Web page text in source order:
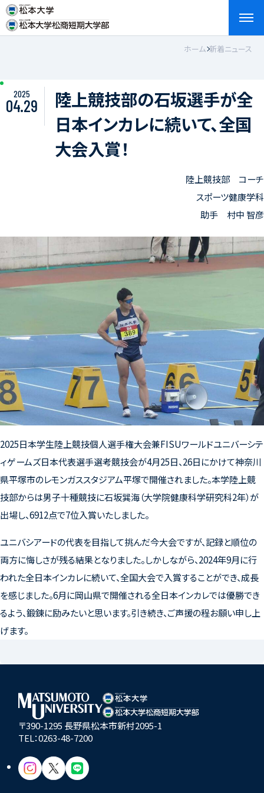
English
ホーム 新着ニュース
2025
04.29
陸上競技部の石坂選手が全
日本インカレに続いて、全国
大会入賞！
陸上競技部 コーチ
スポーツ健康学科
助手 村中 智彦
2025日本学生陸上競技個人選手権大会兼FISUワールドユニバーシテ
ィゲームズ日本代表選手選考競技会が4月25日、26日にかけて神奈川
県平塚市のレモンガススタジアム平塚で開催されました。本学陸上競
技部からは男子十種競技に石坂巽海（大学院健康科学研究科2年）が
出場し、6912点で7位入賞いたしました。
ユニバシアードの代表を目指して挑んだ今大会ですが、記録と順位の
両方に悔しさが残る結果となりました。しかしながら、2024年9月に行
われた全日本インカレに続いて、全国大会で入賞することができ、成長
を感じました。6月に岡山県で開催される全日本インカレでは優勝でき
るよう、鍛錬に励みたいと思います。引き続き、ご声援の程お願い申し上
げます。
〒390-1295 長野県松本市新村2095-1
TEL：0263-48-7200